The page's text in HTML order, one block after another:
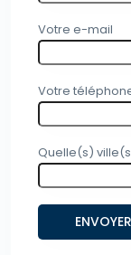
Votre e-mail
Votre
Quelle(s)